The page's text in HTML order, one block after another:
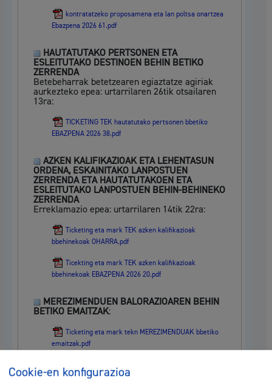
kontratatzeko proposamena eta lan poltsa onartzea
Ebazpena 2026 61.pdf
HAUTATUTAKO PERTSONEN ETA
ESLEITUTAKO DESTINOEN BEHIN BETIKO
ZERRENDA
Betebeharrak betetzearen egiaztatze agiriak
aurkezteko epea: urtarrilaren 26tik otsailaren
13ra:
TICKETING TEK hautatutako pertsonen bbetiko
EBAZPENA 2026 38.pdf
AZKEN KALIFIKAZIOAK ETA LEHENTASUN
ORDENA, ESKAINITAKO LANPOSTUEN
ZERRENDA ETA HAUTATUTAKOEN ETA
ESLEITUTAKO LANPOSTUEN BEHIN-BEHINEKO
ZERRENDA
Erreklamazio epea: urtarrilaren 14tik 22ra:
Ticketing eta mark TEK azken kalifikazioak
bbehinekoak OHARRA.pdf
Ticekting eta mark TEK azken kalifikazioak
bbehinekoak EBAZPENA 2026 20.pdf
MEREZIMENDUEN BALORAZIOAREN BEHIN
BETIKO EMAITZAK:
Ticketing eta mark tekn MEREZIMENDUAK bbetiko
emaitzak.pdf
MEREZIMENDUEN BALORAZIOAREN BEHIN-
BEHINEKO EMAITZAK
Cookie-en konfigurazioa